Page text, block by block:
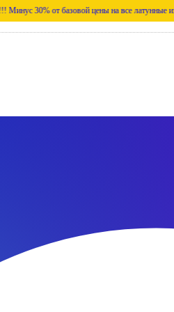
от базовой цены на все латунные изделия!!!